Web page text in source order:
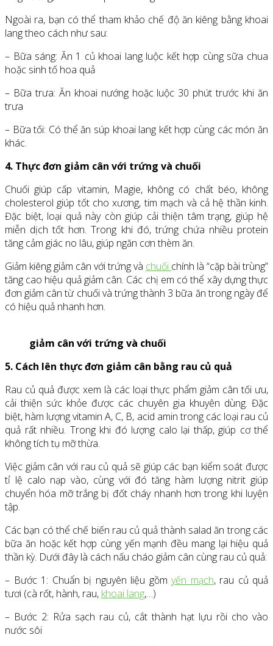
Ngoài ra, bạn có thể tham khảo chế độ ăn kiêng bằng khoai
lang theo cách như sau:
– Bữa sáng: Ăn 1 củ khoai lang luộc kết hợp cùng sữa chua
hoặc sinh tố hoa quả
– Bữa trưa: Ăn khoai nướng hoặc luộc 30 phút trước khi ăn
trưa
– Bữa tối: Có thể ăn súp khoai lang kết hợp cùng các món ăn
khác.
4. Thực đơn giảm cân với trứng và chuối
Chuối giúp cấp vitamin, Magie, không có chất béo, không
cholesterol giúp tốt cho xương, tim mạch và cả hệ thần kinh.
Đặc biệt, loại quả này còn giúp cải thiện tâm trạng, giúp hệ
miễn dịch tốt hơn. Trong khi đó, trứng chứa nhiều protein
tăng cảm giác no lâu, giúp ngăn cơn thèm ăn.
Giảm kiêng giảm cân với trứng và chuối chính là “cặp bài trùng”
tăng cao hiệu quả giảm cân. Các chị em có thể xây dựng thực
đơn giảm cân từ chuối và trứng thành 3 bữa ăn trong ngày để
có hiệu quả nhanh hơn.
giảm cân với trứng và chuối
5. Cách lên thực đơn giảm cân bằng rau củ quả
Rau củ quả được xem là các loại thực phẩm giảm cân tối ưu,
cải thiện sức khỏe được các chuyên gia khuyên dùng. Đặc
biệt, hàm lượng vitamin A, C, B, acid amin trong các loại rau củ
quả rất nhiều. Trong khi đó lượng calo lại thấp, giúp cơ thể
không tích tụ mỡ thừa.
Việc giảm cân với rau củ quả sẽ giúp các bạn kiểm soát được
tỉ lệ calo nạp vào, cùng với đó tăng hàm lượng nitrit giúp
chuyển hóa mỡ trắng bị đốt cháy nhanh hơn trong khi luyện
tập.
Các bạn có thể chế biến rau củ quả thành salad ăn trong các
bữa ăn hoặc kết hợp cùng yến mạnh đều mang lại hiệu quả
thần kỳ. Dưới đây là cách nấu cháo giảm cân cùng rau củ quả:
– Bước 1: Chuẩn bị nguyên liệu gồm yến mạch, rau củ quả
tươi (cà rốt, hành, rau, khoai lang,…)
– Bước 2: Rửa sạch rau củ, cắt thành hạt lựu rồi cho vào
nước sôi